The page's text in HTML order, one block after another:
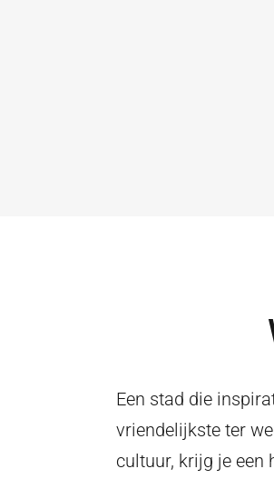
Een stad die
vriendelijkste ter
cultuur, krijg je een